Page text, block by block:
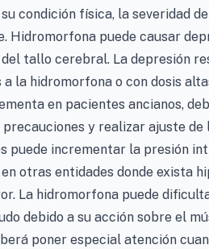
condición física, la severidad
Hidromorfona puede causar
tallo cerebral. La depresión
la hidromorfona o con dosis
en pacientes ancianos,
y realizar ajuste
puede incrementar la presión
otras entidades donde exista
La hidromorfona puede
debido a su acción sobre el
poner especial atención